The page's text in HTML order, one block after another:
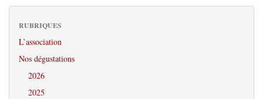
RUBRIQUES
L’association
Nos dégustations
2026
2025